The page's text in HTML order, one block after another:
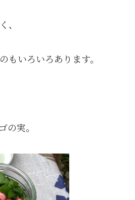
、
もいろいろあります。
の実。